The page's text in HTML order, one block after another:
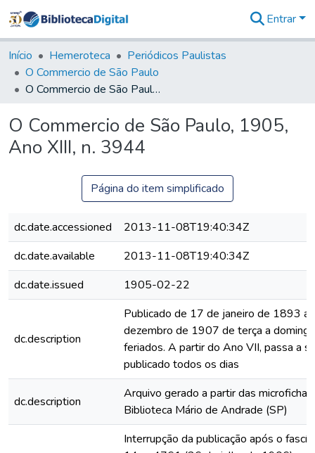
&
Coleções
Tudo na
Biblioteca
Estatísticas
Entrar
Início Hemeroteca
Periódicos Paulistas
O Commercio de São Paulo
O Commercio de São Paulo, 1905, Ano XIII, n. 3944
O Commercio de São Paulo, 1905,
Ano XIII, n. 3944
Página do item simplificado
dc.date.accessioned
2013-11-08T19:40:34Z
dc.date.available
2013-11-08T19:40:34Z
dc.date.issued
1905-02-22
dc.description
Publicado de 17 de janeiro de 1893 a
dezembro de 1907 de terça a
feriados. A partir do Ano VII, passa a
publicado todos os dias
dc.description
Arquivo gerado a partir das
Biblioteca Mário de Andrade (SP)
Interrupção da publicação após o